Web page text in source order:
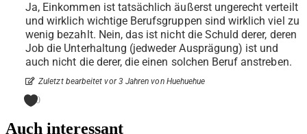
Ja, Einkommen ist tatsächlich äußerst ungerecht verteilt
und wirklich wichtige Berufsgruppen sind wirklich viel zu
wenig bezahlt. Nein, das ist nicht die Schuld derer, deren
Job die Unterhaltung (jedweder Ausprägung) ist und
auch nicht die derer, die einen solchen Beruf anstreben.
Zuletzt bearbeitet vor 3 Jahren von Huehuehue
0
Auch interessant